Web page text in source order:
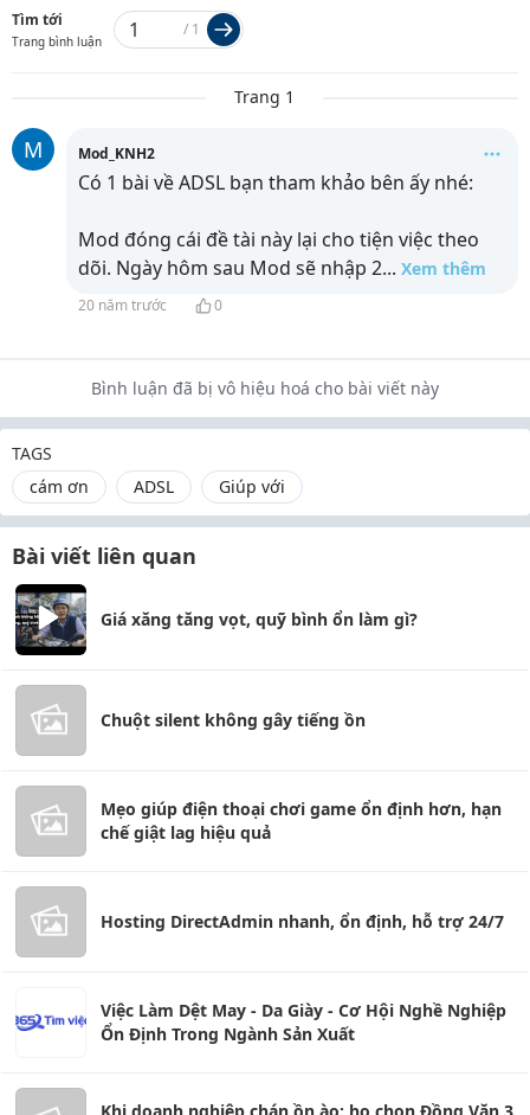
Tìm tới
Trang bình luận
/ 1
Trang 1
M Mod_KNH2
Có 1 bài về ADSL bạn tham khảo bên ấy nhé:
Mod đóng cái đề tài này lại cho tiện việc theo
dõi. Ngày hôm sau Mod sẽ nhập 2... Xem thêm
20 năm trước 0
Bình luận đã bị vô hiệu hoá cho bài viết này
TAGS
cám ơn
ADSL Giúp với
Bài viết liên quan
Giá xăng tăng vọt, quỹ bình ổn làm gì?
Chuột silent không gây tiếng ồn
Mẹo giúp điện thoại chơi game ổn định hơn, hạn
chế giật lag hiệu quả
Hosting DirectAdmin nhanh, ổn định, hỗ trợ 24/7
Việc Làm Dệt May - Da Giày - Cơ Hội Nghề Nghiệp
Ổn Định Trong Ngành Sản Xuất